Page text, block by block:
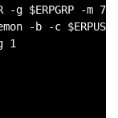
-g $ERPGRP -m
-b -c
1